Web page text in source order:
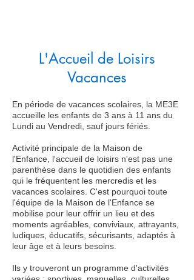
L'Accueil de Loisirs
Vacances
En période de vacances scolaires, la ME3E
accueille les enfants de 3 ans à 11 ans du
Lundi au Vendredi, sauf jours fériés.
​Activité principale de la Maison de
l'Enfance, l'accueil de loisirs n'est pas une
parenthèse dans le quotidien des enfants
qui le fréquentent les mercredis et les
vacances scolaires. C'est pourquoi toute
l'équipe de la Maison de l'Enfance se
mobilise pour leur offrir un lieu et des
moments agréables, conviviaux, attrayants,
ludiques, éducatifs, sécurisants, adaptés à
leur âge et à leurs besoins.
Ils y trouveront un programme d'activités